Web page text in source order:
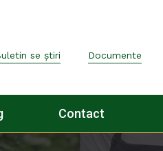
se știri Documente
Contact